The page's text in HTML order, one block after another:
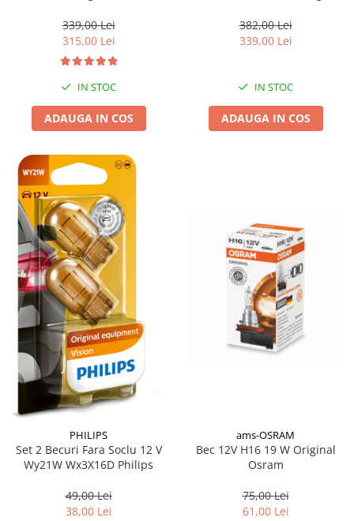
339,00 Lei
315,00 Lei
IN STOC
ADAUGA IN COS
382,00 Lei
339,00 Lei
IN STOC
ADAUGA IN COS
PHILIPS
Set 2 Becuri Fara Soclu 12 V
Wy21W Wx3X16D Philips
49,00 Lei
38,00 Lei
ams-OSRAM
Bec 12V H16 19 W Original
Osram
75,00 Lei
61,00 Lei